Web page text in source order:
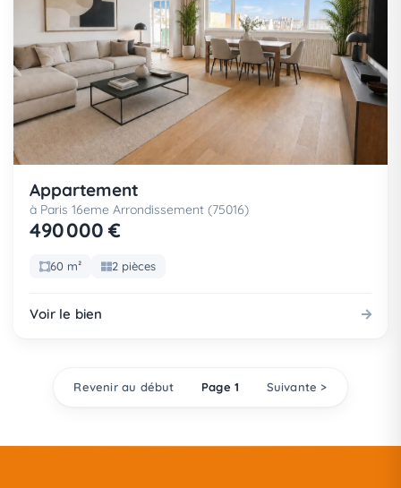
Appartement
à Paris 16eme Arrondissement (75016)
490 000 €
60 m² 2 pièces
Voir le bien
Revenir au début Page 1 Suivante >